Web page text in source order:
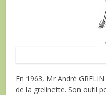
En 1963, Mr André
de la grelinette. Son outil